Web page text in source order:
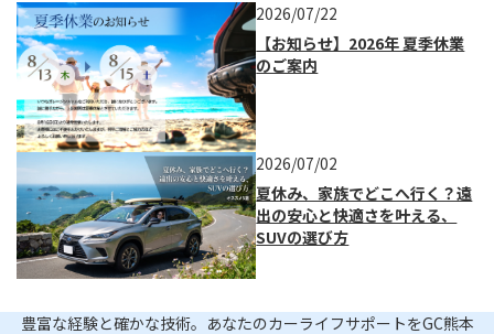
2026/07/22
【お知らせ】2026年 夏季休業
のご案内
2026/07/02
夏休み、家族でどこへ行く？遠
出の安心と快適さを叶える、
SUVの選び方
豊富な経験と確かな技術。あなたのカーライフサポートをGC熊本